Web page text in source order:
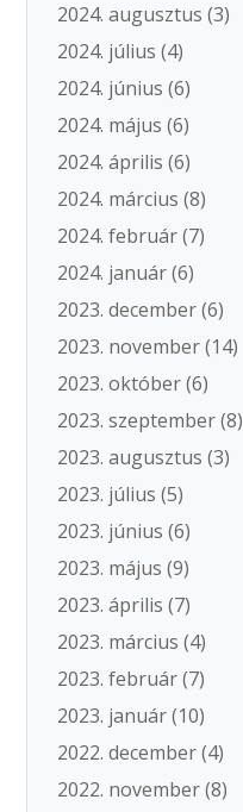
2024. augusztus (3)
2024. július (4)
2024. június (6)
2024. május (6)
2024. április (6)
2024. március (8)
2024. február(7)
2024. január(6)
2023. december(6)
2023. november(14)
2023. október(6)
2023. szeptember(8)
2023. augusztus (3)
2023. július (5)
2023. június (6)
2023. május (9)
2023. április (7)
2023. március (4)
2023. február(7)
2023. január(10)
2022. december(4)
2022. november(8)